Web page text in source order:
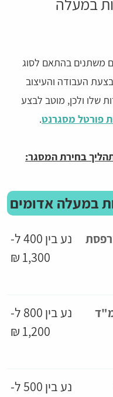
במעלה
משתנים בהתאם לסוג
העבודה והעיצוב
שלו ולכן, מוטב לבצע
פורטל מסגרנט.
בחירת המסגר:
במעלה אדומים
נע בין 400 ל-
1,300 ₪
נע בין 800 ל-
1,200 ₪
נע בין 500 ל-